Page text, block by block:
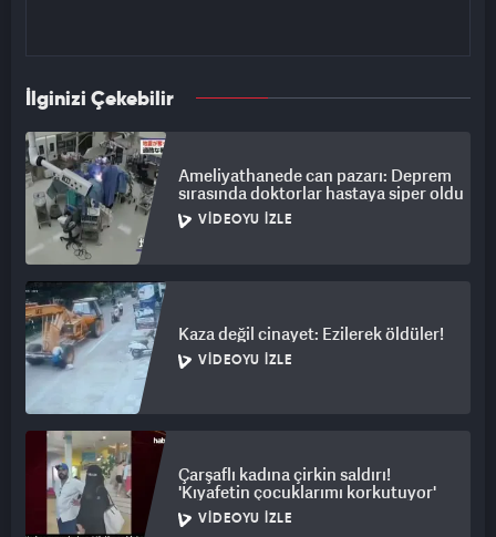
İlginizi Çekebilir
Ameliyathanede can pazarı: Deprem
sırasında doktorlar hastaya siper oldu
VIDEOYU İZLE
Kaza değil cinayet: Ezilerek öldüler!
VIDEOYU İZLE
Çarşaflı kadına çirkin saldırı!
'Kıyafetin çocuklarımı korkutuyor'
VIDEOYU İZLE